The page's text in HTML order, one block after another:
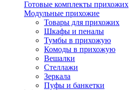
Готовые комплекты прихожих
Модульные прихожие
Товары для прихожих
Шкафы и пеналы
Тумбы в прихожую
Комоды в прихожую
Вешалки
Стеллажи
Зеркала
Пуфы и банкетки